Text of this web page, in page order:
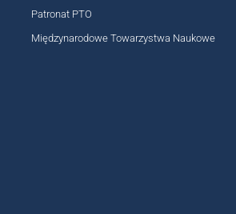
Patronat PTO
Międzynarodowe Towarzystwa Naukowe